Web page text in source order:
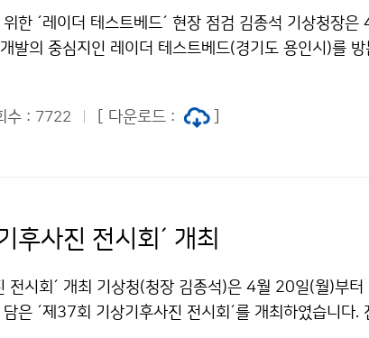
한 ´레이더 테스트베드´ 현장 점검 김종석 기상청장
발의 중심지인 레이더 테스트베드(경기도 용인시)를
수 : 7722 [ 다운로드 :
후사진 전시회´ 개최
전시회´ 개최 기상청(청장 김종석)은 4월 20일(월)부터
은 ´제37회 기상기후사진 전시회´를 개최하였습니다.